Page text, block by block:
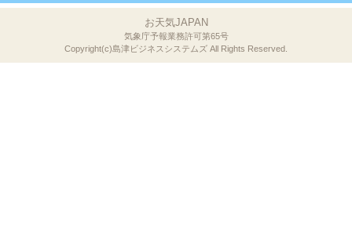
お天気JAPAN
気象庁予報業務許可第65号
Copyright(c)島津ビジネスシステムズ All Rights Reserved.